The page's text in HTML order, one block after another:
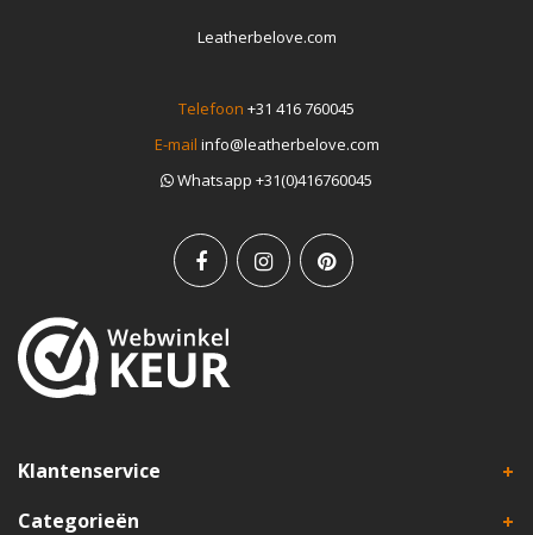
Leatherbelove.com
Telefoon +31 416 760045
E-mail info@leatherbelove.com
Whatsapp +31(0)416760045
Klantenservice
Categorieën